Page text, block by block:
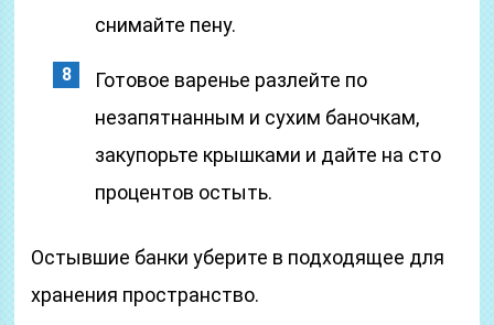
снимайте пену.
Готовое варенье разлейте по
незапятнанным и сухим баночкам,
закупорьте крышками и дайте на сто
процентов остыть.
Остывшие банки уберите в подходящее для
хранения пространство.